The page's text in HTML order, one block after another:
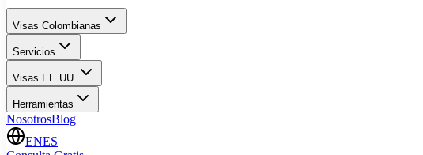
Visas Colombianas
Servicios
Visas EE.UU.
Herramientas
NosotrosBlog
ENES